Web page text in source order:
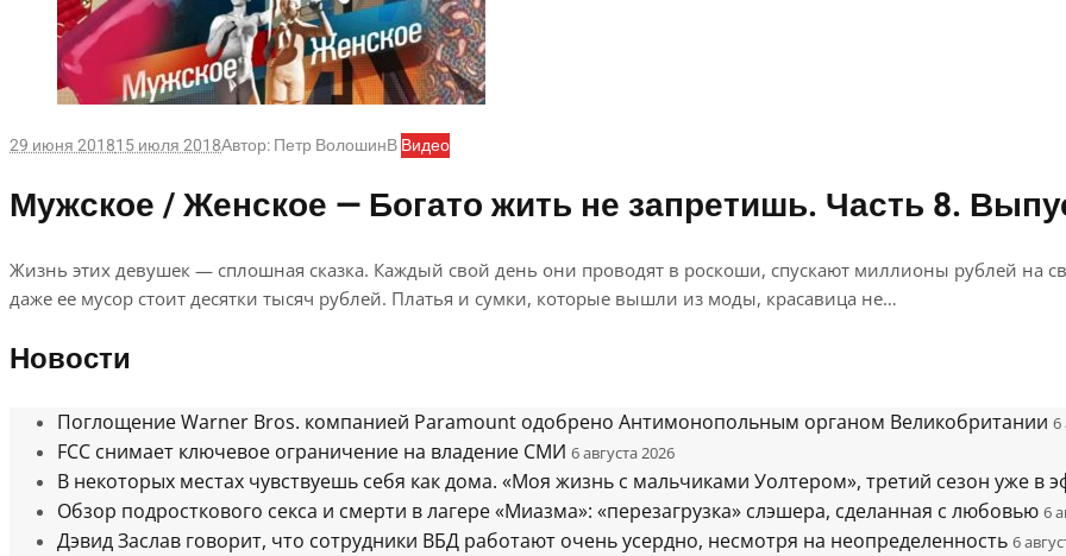
29 июня 201815 июля 2018Автор:Петр ВолошинВВидео
Мужское / Женское — Богато жить не запретишь. Часть 8.
Жизнь этих девушек — сплошная сказка. Каждый свой день они проводят в роскоши, спускают миллионы рублей на
даже ее мусор стоит десятки тысяч рублей. Платья и сумки, которые вышли из моды, красавица не…
Новости
Поглощение Warner Bros. компанией Paramount одобрено Антимонопольным органом Великобритании 6
FCC снимает ключевое ограничение на владение СМИ 6 августа 2026
В некоторых местах чувствуешь себя как дома. «Моя жизнь с мальчиками Уолтером», третий сезон уже в
Обзор подросткового секса и смерти в лагере «Миазма»: «перезагрузка» слэшера, сделанная с любовью 6
Дэвид Заслав говорит, что сотрудники ВБД работают очень усердно, несмотря на неопределенность 6